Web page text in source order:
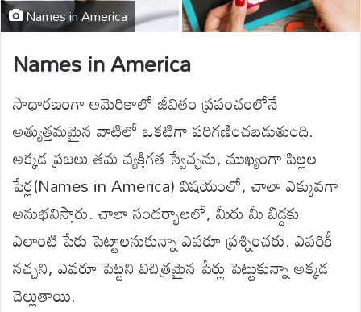
Names in America
Names in America
సాధారణంగా అమెరికాలో జీవితం ప్రపంచంలోనే
అత్యుత్తమమైన వాటిలో ఒకటిగా పరిగణించబడుతుంది.
అక్కడ ప్రజలు తమ వ్యక్తిగత స్వేచ్ఛను, ముఖ్యంగా పిల్లల
పేర్ల(Names in America) విషయంలో, చాలా ఎక్కువగా
అనుభవిస్తారు. చాలా సందర్భాలలో, మీరు మీ బిడ్డకు
ఎలాంటి పేరు పెట్టాలనుకున్నా ఎవరూ ప్రశ్నించరు. ఎవరికీ
నచ్చని, ఎవరూ పెట్టని విచిత్రమైన పేర్లు పెట్టుకున్నా అక్కడ
చెల్లుతాయి.